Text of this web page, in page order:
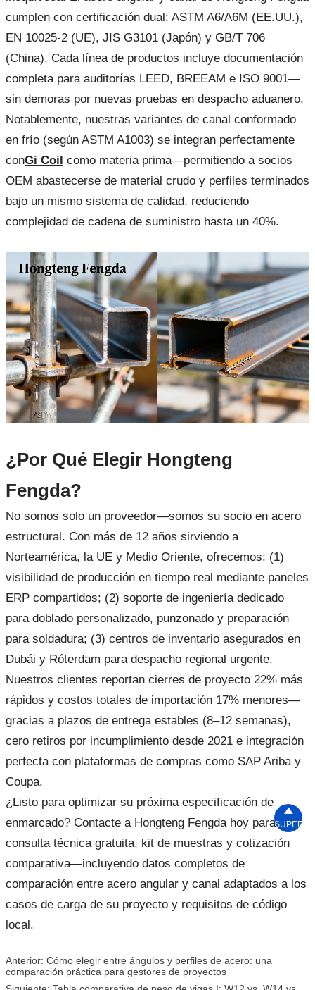
cumplen con certificación dual: ASTM A6/A6M (EE.UU.),
EN 10025-2 (UE), JIS G3101 (Japón) y GB/T 706
(China). Cada línea de productos incluye documentación
completa para auditorías LEED, BREEAM e ISO 9001—
sin demoras por nuevas pruebas en despacho aduanero.
Notablemente, nuestras variantes de canal conformado
en frío (según ASTM A1003) se integran perfectamente
conGi Coil como materia prima—permitiendo a socios
OEM abastecerse de material crudo y perfiles terminados
bajo un mismo sistema de calidad, reduciendo
complejidad de cadena de suministro hasta un 40%.
¿Por Qué Elegir Hongteng
Fengda?
No somos solo un proveedor—somos su socio en acero
estructural. Con más de 12 años sirviendo a
Norteamérica, la UE y Medio Oriente, ofrecemos: (1)
visibilidad de producción en tiempo real mediante paneles
ERP compartidos; (2) soporte de ingeniería dedicado
para doblado personalizado, punzonado y preparación
para soldadura; (3) centros de inventario asegurados en
Dubái y Róterdam para despacho regional urgente.
Nuestros clientes reportan cierres de proyecto 22% más
rápidos y costos totales de importación 17% menores—
gracias a plazos de entrega estables (8–12 semanas),
cero retiros por incumplimiento desde 2021 e integración
perfecta con plataformas de compras como SAP Ariba y
Coupa.
¿Listo para optimizar su próxima especificación de
enmarcado? Contacte a Hongteng Fengda hoy para una
consulta técnica gratuita, kit de muestras y cotización
comparativa—incluyendo datos completos de
comparación entre acero angular y canal adaptados a los
casos de carga de su proyecto y requisitos de código
local.
Anterior: Cómo elegir entre ángulos y perfiles de acero: una
comparación práctica para gestores de proyectos
